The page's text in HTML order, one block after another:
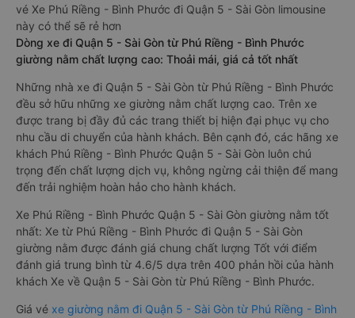
vé Xe Phú Riềng - Bình Phước đi Quận 5 - Sài Gòn limousine
này có thể sẽ rẻ hơn
Dòng xe đi Quận 5 - Sài Gòn từ Phú Riềng - Bình Phước
giường nằm chất lượng cao: Thoải mái, giá cả tốt nhất
Những nhà xe đi Quận 5 - Sài Gòn từ Phú Riềng - Bình Phước
đều sở hữu những xe giường nằm chất lượng cao. Trên xe
được trang bị đầy đủ các trang thiết bị hiện đại phục vụ cho
nhu cầu di chuyển của hành khách. Bên cạnh đó, các hãng xe
khách Phú Riềng - Bình Phước Quận 5 - Sài Gòn luôn chú
trọng đến chất lượng dịch vụ, không ngừng cải thiện để mang
đến trải nghiệm hoàn hảo cho hành khách.
Xe Phú Riềng - Bình Phước Quận 5 - Sài Gòn giường nằm tốt
nhất: Xe từ Phú Riềng - Bình Phước đi Quận 5 - Sài Gòn
giường nằm được đánh giá chung chất lượng Tốt với điểm
đánh giá trung bình từ 4.6/5 dựa trên 400 phản hồi của hành
khách Xe về Quận 5 - Sài Gòn từ Phú Riềng - Bình Phước.
Giá vé xe giường nằm đi Quận 5 - Sài Gòn từ Phú Riềng - Bình